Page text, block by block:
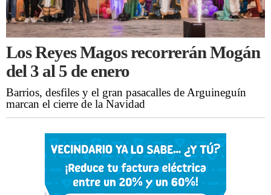
Los Reyes Magos recorrerán Mogán
del 3 al 5 de enero
Barrios, desfiles y el gran pasacalles de Arguineguín
marcan el cierre de la Navidad